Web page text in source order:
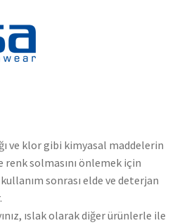
ve klor gibi kimyasal maddelerin
renk solmasını önlemek için
sonrası elde ve deterjan
ıslak olarak diğer ürünlerle ile